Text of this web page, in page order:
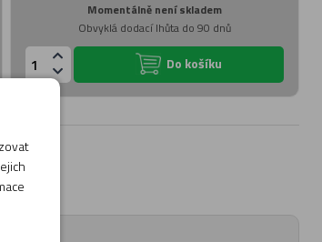
Momentálně není skladem
Obvyklá dodací lhůta do 90 dnů
Do košíku